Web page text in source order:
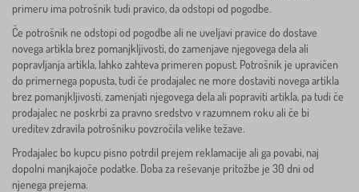
primeru ima potrošnik tudi pravico, da odstopi od pogodbe.
Če potrošnik ne odstopi od pogodbe ali ne uveljavi pravice do dostave
novega artikla brez pomanjkljivosti, do zamenjave njegovega dela ali
popravljanja artikla, lahko zahteva primeren popust. Potrošnik je upravičen
do primernega popusta, tudi če prodajalec ne more dostaviti novega artikla
brez pomanjkljivosti, zamenjati njegovega dela ali popraviti artikla, pa tudi če
prodajalec ne poskrbi za pravno sredstvo v razumnem roku ali če bi
ureditev zdravila potrošniku povzročila velike težave.
Prodajalec bo kupcu pisno potrdil prejem reklamacije ali ga povabi, naj
dopolni manjkajoče podatke. Doba za reševanje pritožbe je 30 dni od
njenega prejema.